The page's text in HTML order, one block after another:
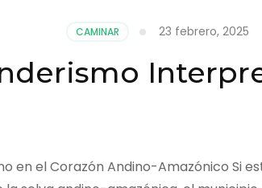
CAMINAR 23 febrero, 2025
en el Corazón Andino-Amazónico Si